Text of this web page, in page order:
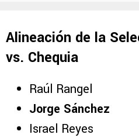
Alineación de la
vs. Chequia
Raúl Rangel
Jorge Sánchez
Israel Reyes